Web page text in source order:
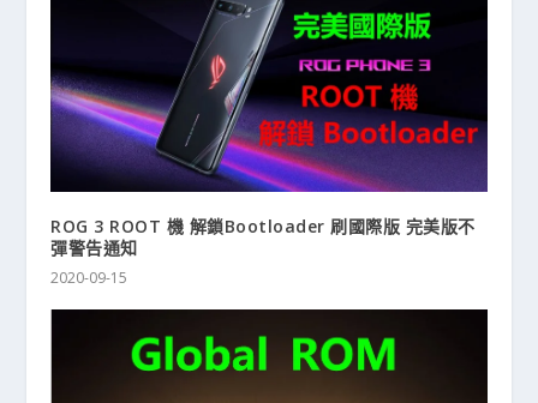
ROG 3 ROOT 機 解鎖Bootloader 刷國際版 完美版不
彈警告通知
2020-09-15